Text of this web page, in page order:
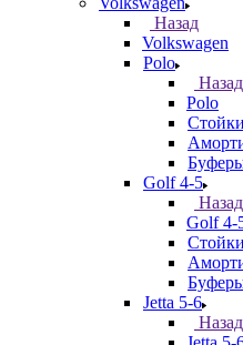
Назад
Volkswagen
Polo
Назад
Polo
Golf 4-5
Назад
Golf 4-
Jetta 5-6
Назад